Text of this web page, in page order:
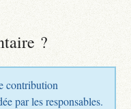
?
contribution
par les responsables.